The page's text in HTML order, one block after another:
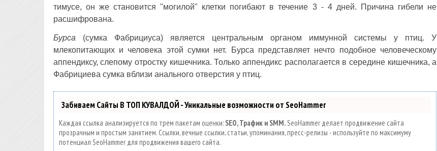
тимусе, он же становится "могилой" клетки погибают в течение 3 - 4 дней. Причина гибели не
расшифрована.
Бурса (сумка Фабрициуса) является центральным органом иммунной системы у птиц. У
млекопитающих и человека этой сумки нет. Бурса представляет нечто подобное человеческому
аппендиксу, слепому отростку кишечника. Только аппендикс располагается в середине кишечника, а
Фабрициева сумка вблизи анального отверстия у птиц.
Забиваем Сайты В ТОП КУВАЛДОЙ - Уникальные возможности от SeoHammer
Каждая ссылка анализируется по трем пакетам оценки: SEO, Трафик и SMM.SeoHammer делает продвижение сайта
прозрачным и простым занятием. Ссылки, вечные ссылки, статьи, упоминания, пресс-релизы - используйте по максимуму
потенциал SeoHammer для продвижения вашего сайта.